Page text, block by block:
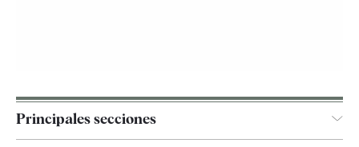
Principales secciones